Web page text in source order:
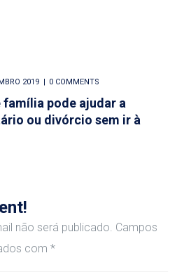
2019 0 COMMENTS
família pode ajudar a
ou divórcio sem ir à
não será publicado. Campos
com*